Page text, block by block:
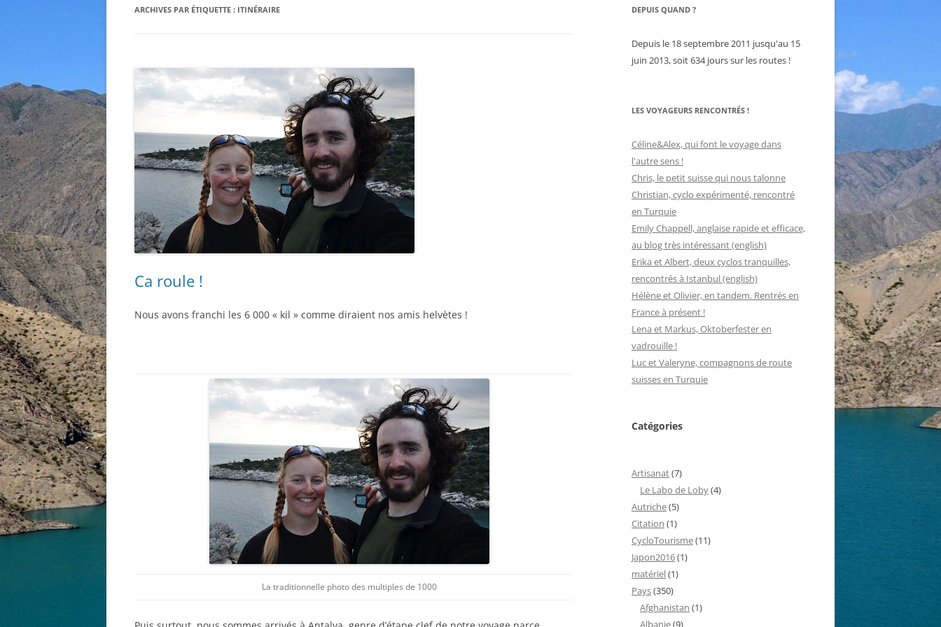
ARCHIVES PAR ÉTIQUETTE : ITINÉRAIRE
Ca roule !
Nous avons franchi les 6 000 « kil » comme diraient nos amis helvètes !
La traditionnelle photo des multiples de 1000
DEPUIS QUAND ?
Depuis le 18 septembre 2011 jusqu'au 15
juin 2013, soit 634 jours sur les routes !
LES VOYAGEURS RENCONTRÉS !
Céline&Alex, qui font le voyage dans
l'autre sens !
Chris, le petit suisse qui nous talonne
Christian, cyclo expérimenté, rencontré
en Turquie
Emily Chappell, anglaise rapide et efficace,
au blog très intéressant (english)
Erika et Albert, deux cyclos tranquilles,
rencontrés à Istanbul (english)
Hélène et Olivier, en tandem. Rentrés en
France à présent !
Lena et Markus, Oktoberfester en
vadrouille !
Luc et Valeryne, compagnons de route
suisses en Turquie
Catégories
Artisanat(7)
Le Labo de Loby(4)
Autriche(5)
Citation (1)
CycloTourisme(11)
Japon2016(1)
matériel(1)
Pays(350)
Afghanistan (1)
Albanie(9)